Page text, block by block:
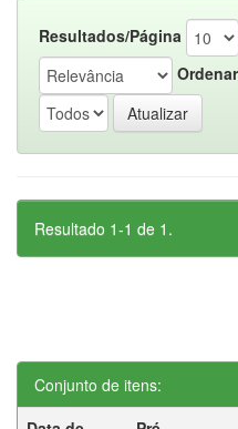
Resultados/Página
Ordenar
Resultado 1-1 de 1.
Conjunto de itens: